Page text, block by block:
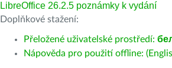
LibreOffice 26.2.5 poznámky k vydání
Doplňkové stažení:
Přeložené uživatelské prostředí:
Nápověda pro použití offline: